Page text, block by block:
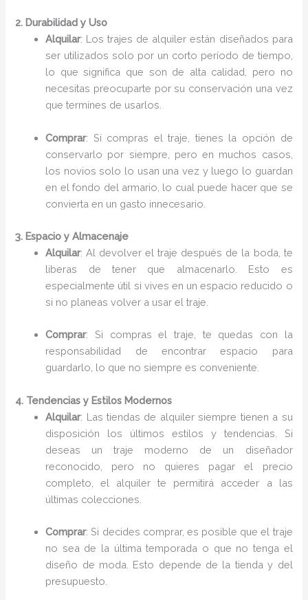
2. Durabilidad y Uso
Alquilar: Los trajes de alquiler están diseñados para
ser utilizados solo por un corto período de tiempo,
lo que significa que son de alta calidad, pero no
necesitas preocuparte por su conservación una vez
que termines de usarlos.
Comprar: Si compras el traje, tienes la opción de
conservarlo por siempre, pero en muchos casos,
los novios solo lo usan una vez y luego lo guardan
en el fondo del armario, lo cual puede hacer que se
convierta en un gasto innecesario.
3. Espacio y Almacenaje
Alquilar: Al devolver el traje después de la boda, te
liberas de tener que almacenarlo. Esto es
especialmente útil si vives en un espacio reducido o
si no planeas volver a usar el traje.
Comprar: Si compras el traje, te quedas con la
responsabilidad de encontrar espacio para
guardarlo, lo que no siempre es conveniente.
4. Tendencias y Estilos Modernos
Alquilar: Las tiendas de alquiler siempre tienen a su
disposición los últimos estilos y tendencias. Si
deseas un traje moderno de un diseñador
reconocido, pero no quieres pagar el precio
completo, el alquiler te permitirá acceder a las
últimas colecciones.
Comprar: Si decides comprar, es posible que el traje
no sea de la última temporada o que no tenga el
diseño de moda. Esto depende de la tienda y del
presupuesto.